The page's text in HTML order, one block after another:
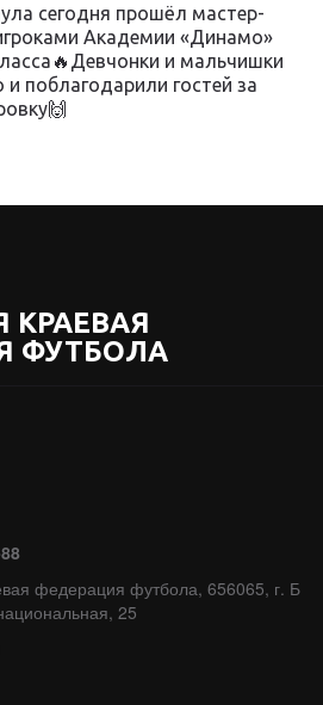
сегодня прошёл мастер-
Академии «Динамо»
и мальчишки
поблагодарили гостей за
КРАЕВАЯ
ФУТБОЛА
федерация футбола, 656065, г. Б
25